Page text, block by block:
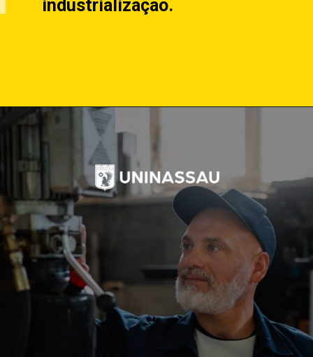
industrialização.